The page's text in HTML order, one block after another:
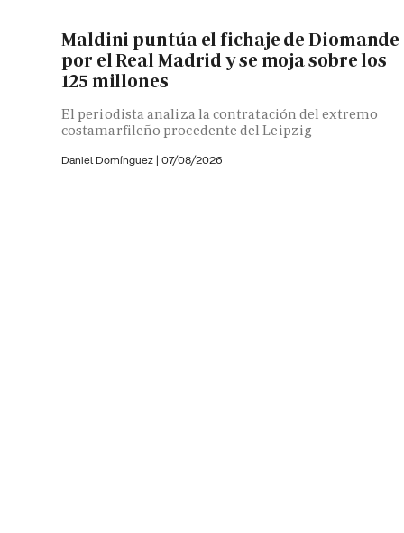
Maldini puntúa el fichaje de Diomande
por el Real Madrid y se moja sobre los
125 millones
El periodista analiza la contratación del extremo
costamarfileño procedente del Leipzig
Daniel Domínguez | 07/08/2026